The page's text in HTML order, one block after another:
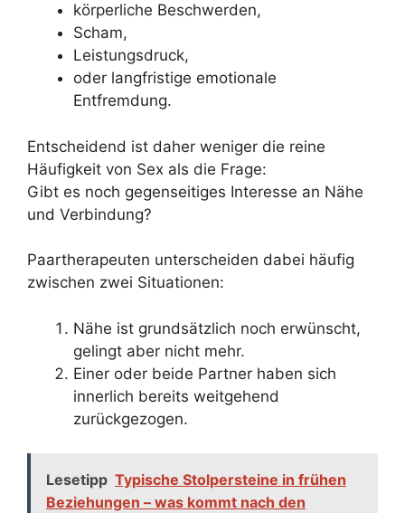
körperliche Beschwerden,
Scham,
Leistungsdruck,
oder langfristige emotionale
Entfremdung.
Entscheidend ist daher weniger die reine
Häufigkeit von Sex als die Frage:
Gibt es noch gegenseitiges Interesse an Nähe
und Verbindung?
Paartherapeuten unterscheiden dabei häufig
zwischen zwei Situationen:
Nähe ist grundsätzlich noch erwünscht,
gelingt aber nicht mehr.
Einer oder beide Partner haben sich
innerlich bereits weitgehend
zurückgezogen.
Lesetipp Typische Stolpersteine in frühen
Beziehungen – was kommt nach den